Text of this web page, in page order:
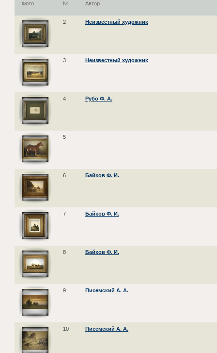
Фото № Автор
2 Неизвестный художник
3 Неизвестный художник
4 Рубо Ф. А.
5
6 Байков Ф. И.
7 Байков Ф. И.
8 Байков Ф. И.
9 Писемский А. А.
10 Писемский А. А.